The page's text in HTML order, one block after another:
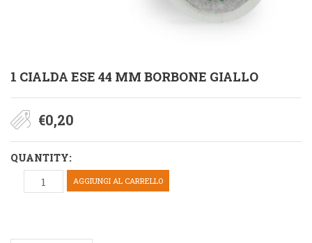
1 CIALDA ESE 44 MM BORBONE GIALLO
€0,20
QUANTITY:
AGGIUNGI AL CARRELLO